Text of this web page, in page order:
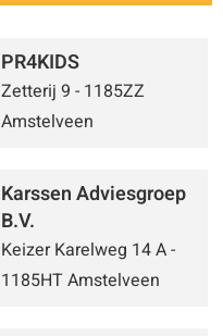
PR4KIDS
Zetterij 9 - 1185ZZ
Amstelveen
Karssen Adviesgroep
B.V.
Keizer Karelweg 14 A -
1185HT Amstelveen